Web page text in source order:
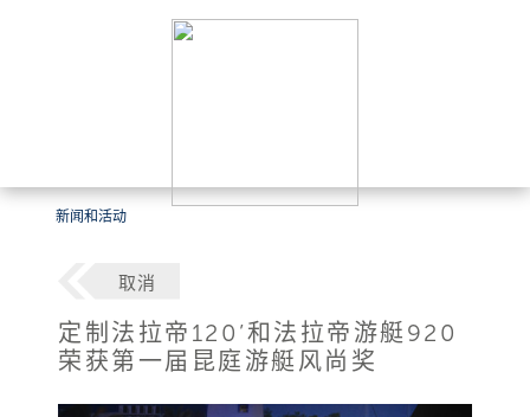
新闻和活动
取消
定制法拉帝120’和法拉帝游艇920
荣获第一届昆庭游艇风尚奖